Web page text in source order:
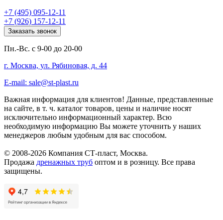
+7 (495) 095-12-11
+7 (926) 157-12-11
Заказать звонок
Пн.-Вс. с 9-00 до 20-00
г. Москва, ул. Рябиновая, д. 44
E-mail: sale@st-plast.ru
Важная информация для клиентов! Данные, представленные
на сайте, в т. ч. каталог товаров, цены и наличие носят
исключительно информационный характер. Всю
необходимую информацию Вы можете уточнить у наших
менеджеров любым удобным для вас способом.
© 2008-2026 Компания СТ-пласт, Москва.
Продажа дренажных труб оптом и в розницу. Все права
защищены.